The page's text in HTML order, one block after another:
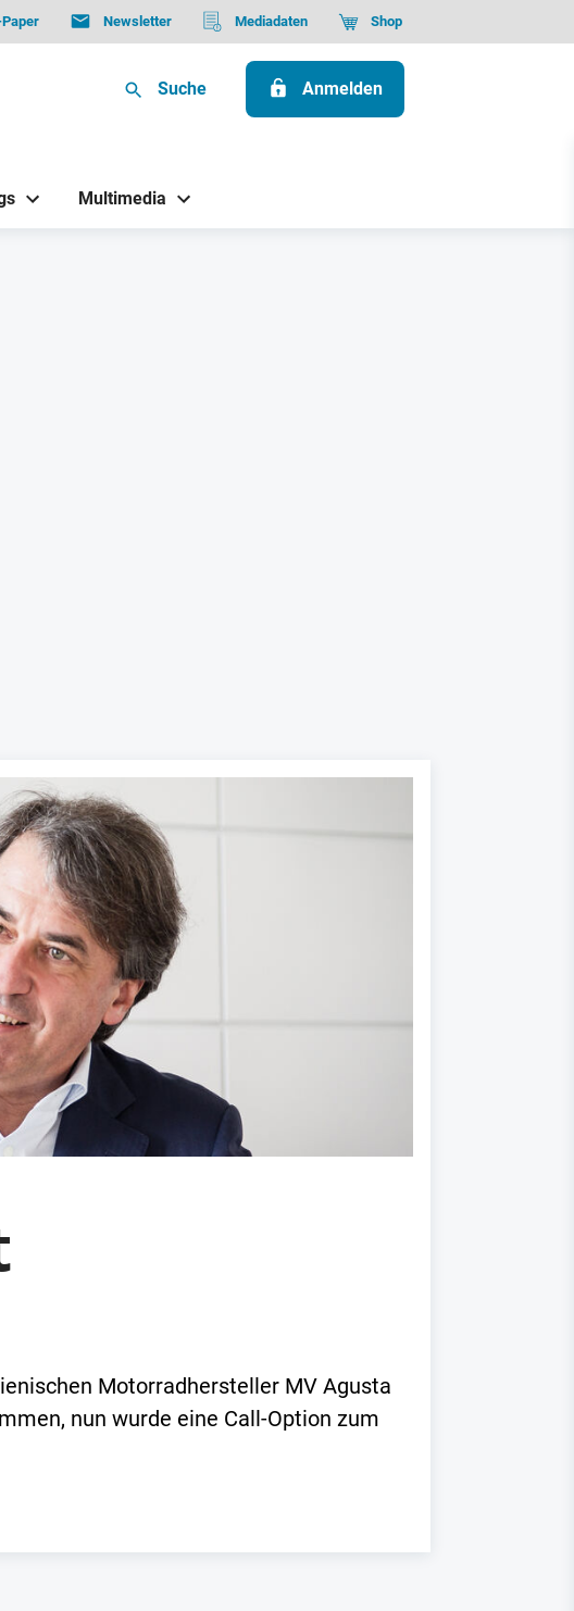
Paper Newsletter Mediadaten Shop
Suche Anmelden
Multimedia
Motorradhersteller MV Agusta
nun wurde eine Call-Option zum